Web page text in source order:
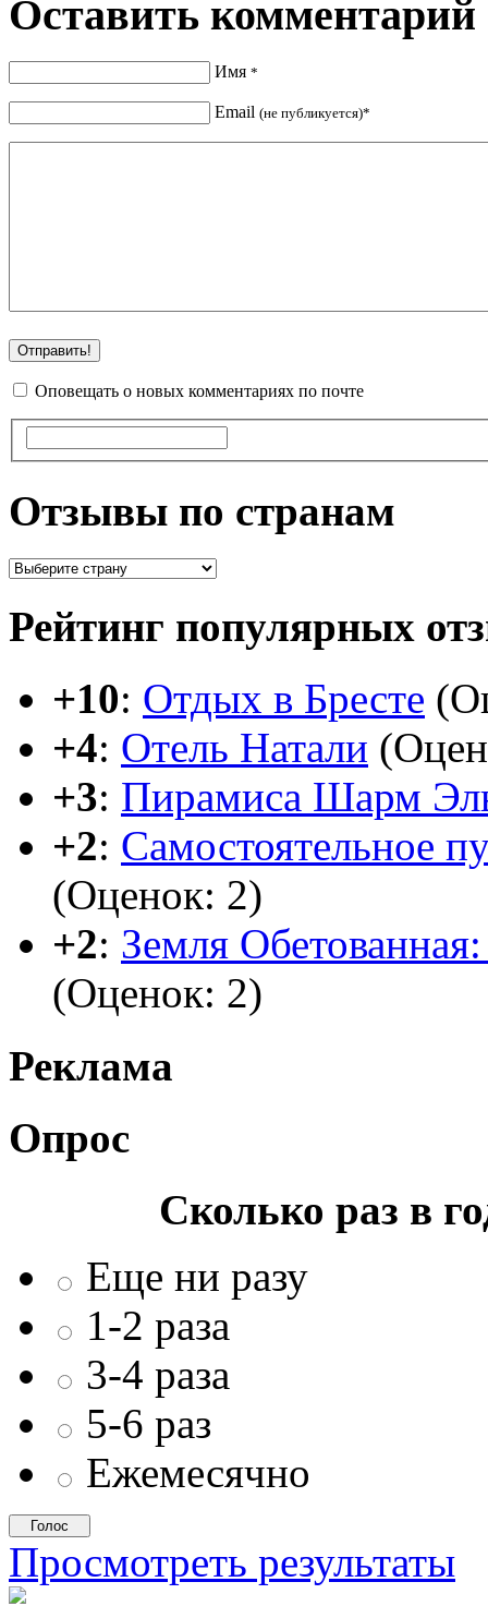
Оставить комментарий
Имя *
Email (не публикуется)*
Оповещать о новых комментариях по почте
Отзывы по странам
Рейтинг популярных
+10: Отдых в Бресте
+4: Отель Натали
+3: Пирамиса Шарм
+2: Самостоятельное
(Оценок: 2)
+2: Земля
(Оценок: 2)
Реклама
Опрос
Сколько раз в
Еще ни разу
1-2 раза
3-4 раза
5-6 раз
Ежемесячно
Просмотреть результаты